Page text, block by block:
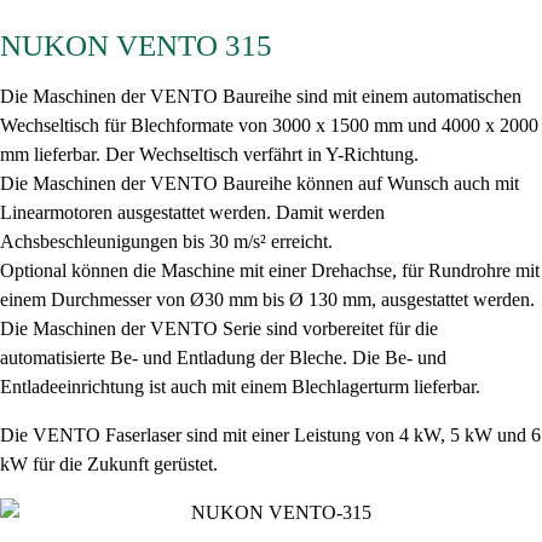
NUKON VENTO 315
Die Maschinen der VENTO Baureihe sind mit einem automatischen
Wechseltisch für Blechformate von 3000 x 1500 mm und 4000 x 2000
mm lieferbar. Der Wechseltisch verfährt in Y-Richtung.
Die Maschinen der VENTO Baureihe können auf Wunsch auch mit
Linearmotoren ausgestattet werden. Damit werden
Achsbeschleunigungen bis 30 m/s² erreicht.
Optional können die Maschine mit einer Drehachse, für Rundrohre mit
einem Durchmesser von Ø30 mm bis Ø 130 mm, ausgestattet werden.
Die Maschinen der VENTO Serie sind vorbereitet für die
automatisierte Be- und Entladung der Bleche. Die Be- und
Entladeeinrichtung ist auch mit einem Blechlagerturm lieferbar.
Die VENTO Faserlaser sind mit einer Leistung von 4 kW, 5 kW und 6
kW für die Zukunft gerüstet.